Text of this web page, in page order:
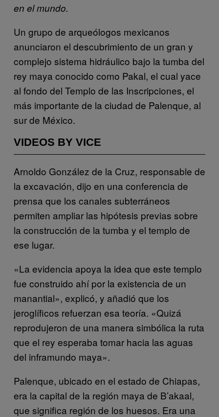
en el mundo.
Un grupo de arqueólogos mexicanos
anunciaron el descubrimiento de un gran y
complejo sistema hidráulico bajo la tumba del
rey maya conocido como Pakal, el cual yace
al fondo del Templo de las Inscripciones, el
más importante de la ciudad de Palenque, al
sur de México.
VIDEOS BY VICE
Arnoldo González de la Cruz, responsable de
la excavación, dijo en una conferencia de
prensa que los canales subterráneos
permiten ampliar las hipótesis previas sobre
la construcción de la tumba y el templo de
ese lugar.
«La evidencia apoya la idea que este templo
fue construido ahí por la existencia de un
manantial», explicó, y añadió que los
jeroglíficos refuerzan esa teoría. «Quizá
reprodujeron de una manera simbólica la ruta
que el rey esperaba tomar hacia las aguas
del inframundo maya».
Palenque, ubicado en el estado de Chiapas,
era la capital de la región maya de B’akaal,
que significa región de los huesos. Era una